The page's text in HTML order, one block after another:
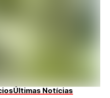
Últimas Notícias